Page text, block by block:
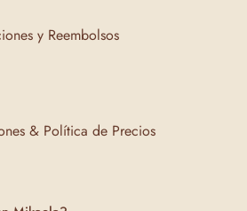
y Reembolsos
& Política de Precios